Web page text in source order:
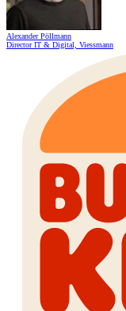
Alexander Pöllmann
Director IT & Digital, Viessmann